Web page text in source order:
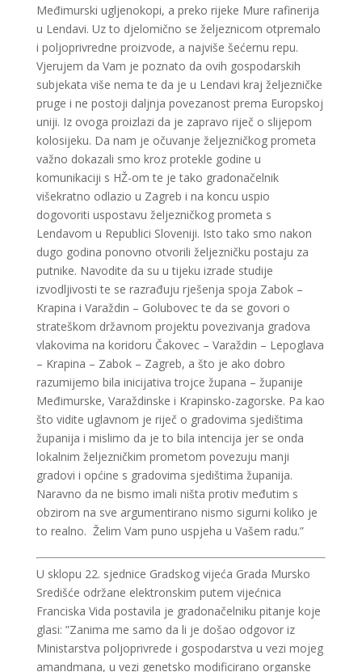
Međimurski ugljenokopi, a preko rijeke Mure rafinerija
u Lendavi. Uz to djelomično se željeznicom otpremalo
i poljoprivredne proizvode, a najviše šećernu repu.
Vjerujem da Vam je poznato da ovih gospodarskih
subjekata više nema te da je u Lendavi kraj željezničke
pruge i ne postoji daljnja povezanost prema Europskoj
uniji. Iz ovoga proizlazi da je zapravo riječ o slijepom
kolosijeku. Da nam je očuvanje željezničkog prometa
važno dokazali smo kroz protekle godine u
komunikaciji s HŽ-om te je tako gradonačelnik
višekratno odlazio u Zagreb i na koncu uspio
dogovoriti uspostavu željezničkog prometa s
Lendavom u Republici Sloveniji. Isto tako smo nakon
dugo godina ponovno otvorili željezničku postaju za
putnike. Navodite da su u tijeku izrade studije
izvodljivosti te se razrađuju rješenja spoja Zabok –
Krapina i Varaždin – Golubovec te da se govori o
strateškom državnom projektu povezivanja gradova
vlakovima na koridoru Čakovec – Varaždin – Lepoglava
– Krapina – Zabok – Zagreb, a što je ako dobro
razumijemo bila inicijativa trojce župana – županije
Međimurske, Varaždinske i Krapinsko-zagorske. Pa kao
što vidite uglavnom je riječ o gradovima sjedištima
županija i mislimo da je to bila intencija jer se onda
lokalnim željezničkim prometom povezuju manji
gradovi i općine s gradovima sjedištima županija.
Naravno da ne bismo imali ništa protiv međutim s
obzirom na sve argumentirano nismo sigurni koliko je
to realno. Želim Vam puno uspjeha u Vašem radu.”
U sklopu 22. sjednice Gradskog vijeća Grada Mursko
Središće održane elektronskim putem vijećnica
Franciska Vida postavila je gradonačelniku pitanje koje
glasi: ”Zanima me samo da li je došao odgovor iz
Ministarstva poljoprivrede i gospodarstva u vezi mojeg
amandmana, u vezi genetsko modificirano organske